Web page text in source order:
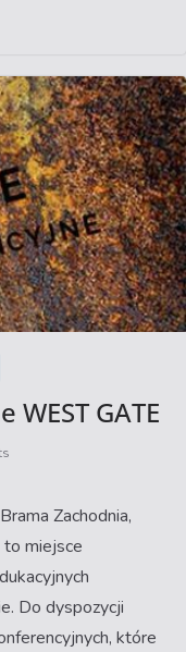
GATE
Zachodnia,
to miejsce
Do dyspozycji
które